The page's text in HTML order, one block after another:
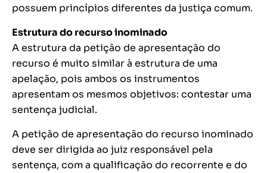
possuem princípios diferentes da justiça comum.
Estrutura do recurso inominado
A estrutura da petição de apresentação do
recurso é muito similar à estrutura de uma
apelação, pois ambos os instrumentos
apresentam os mesmos objetivos: contestar uma
sentença judicial.
A petição de apresentação do recurso inominado
deve ser dirigida ao juiz responsável pela
sentença, com a qualificação do recorrente e do